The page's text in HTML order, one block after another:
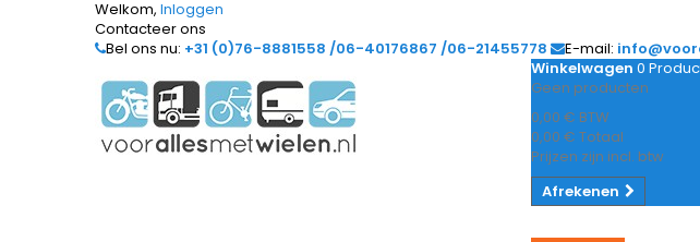
Welkom, Inloggen
Contacteer ons
Bel ons nu: +31 (0)76-8881558 /06-40176867 /06-21455778 E-mail:
Winkelwagen 0
Geen producten
0,00 € BTW
0,00 € Totaal
Prijzen zijn incl. btw
Afrekenen